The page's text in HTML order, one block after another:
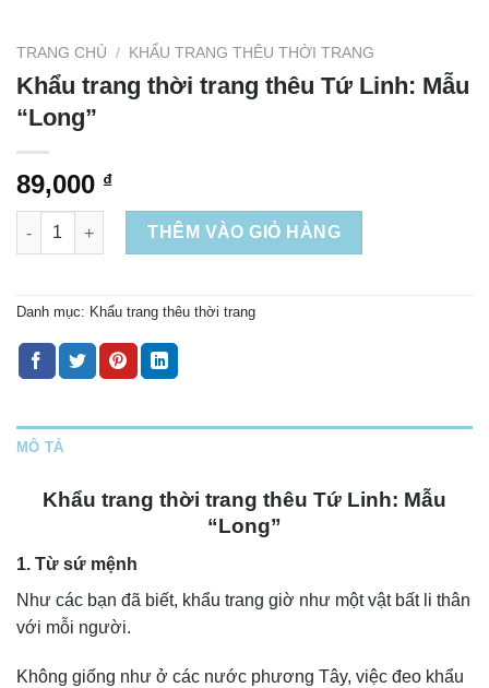
TRANG CHỦ / KHẨU TRANG THÊU THỜI TRANG
Khẩu trang thời trang thêu Tứ Linh: Mẫu
“Long”
89,000 ₫
Khẩu trang thời trang thêu Tứ Linh: Mẫu "Long" số lượng
THÊM VÀO GIỎ HÀNG
Danh mục: Khẩu trang thêu thời trang
MÔ TẢ
Khẩu trang thời trang thêu Tứ Linh: Mẫu
“Long”
1. Từ sứ mệnh
Như các bạn đã biết, khẩu trang giờ như một vật bất li thân
với mỗi người.
Không giống như ở các nước phương Tây, việc đeo khẩu